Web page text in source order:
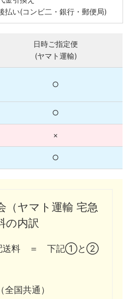
払い(コンビ二・銀行・郵便局)
日時ご指定便
(ヤマト運輸)
○
○
×
○
（ヤマト運輸 宅急
の内訳
配送料 ＝ 下記①と②
国共通）